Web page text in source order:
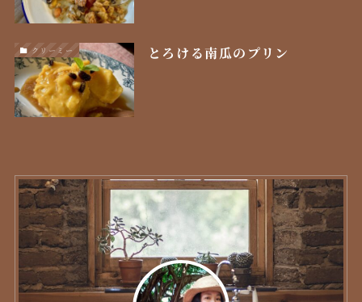
クリーミー とろける南瓜のプリン